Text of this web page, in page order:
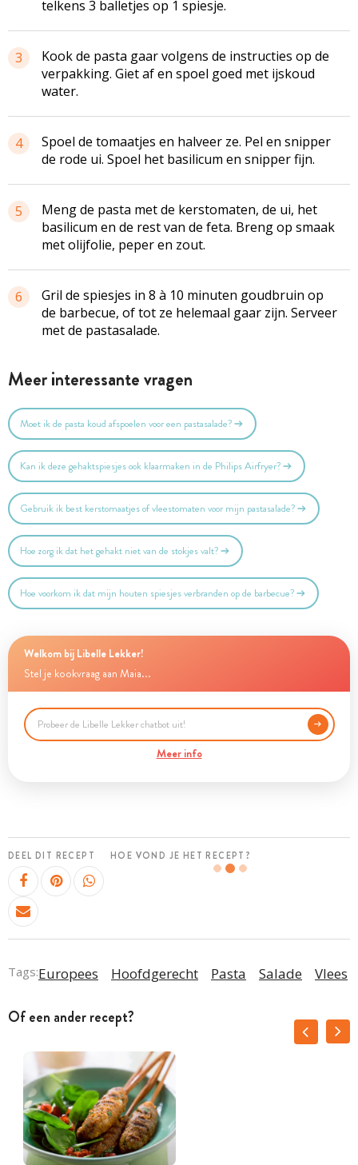
telkens 3 balletjes op 1 spiesje.
3
Kook de pasta gaar volgens de instructies op de
verpakking. Giet af en spoel goed met ijskoud
water.
4
Spoel de tomaatjes en halveer ze. Pel en snipper
de rode ui. Spoel het basilicum en snipper fijn.
5
Meng de pasta met de kerstomaten, de ui, het
basilicum en de rest van de feta. Breng op smaak
met olijfolie, peper en zout.
6
Gril de spiesjes in 8 à 10 minuten goudbruin op
de barbecue, of tot ze helemaal gaar zijn. Serveer
met de pastasalade.
Meer interessante vragen
Moet ik de pasta koud afspoelen voor een pastasalade?
Kan ik deze gehaktspiesjes ook klaarmaken in de Philips Airfryer?
Gebruik ik best kerstomaatjes of vleestomaten voor mijn pastasalade?
Hoe zorg ik dat het gehakt niet van de stokjes valt?
Hoe voorkom ik dat mijn houten spiesjes verbranden op de barbecue?
Welkom bij Libelle Lekker!
Stel je kookvraag aan Maia...
Meer info
DEEL DIT RECEPT HOE VOND JE HET RECEPT?
Tags:Europees Hoofdgerecht Pasta Salade Vlees
Of een ander recept?